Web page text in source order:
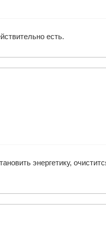
есть.
энергетику,